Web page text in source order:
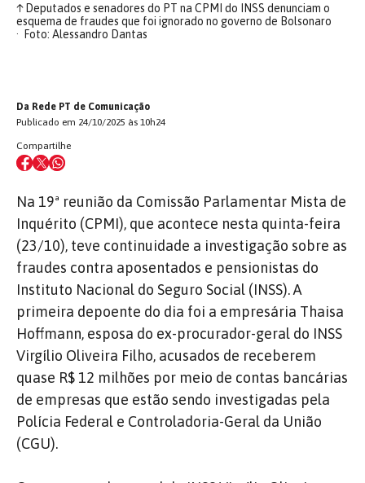
↑Deputados e senadores do PT na CPMI do INSS denunciam o
esquema de fraudes que foi ignorado no governo de Bolsonaro
Foto: Alessandro Dantas
Da Rede PT de Comunicação
Publicado em 24/10/2025 às 10h24
Compartilhe
Na 19ª reunião da Comissão Parlamentar Mista de
Inquérito (CPMI), que acontece nesta quinta-feira
(23/10), teve continuidade a investigação sobre as
fraudes contra aposentados e pensionistas do
Instituto Nacional do Seguro Social (INSS). A
primeira depoente do dia foi a empresária Thaisa
Hoffmann, esposa do ex-procurador-geral do INSS
Virgílio Oliveira Filho, acusados de receberem
quase R$ 12 milhões por meio de contas bancárias
de empresas que estão sendo investigadas pela
Polícia Federal e Controladoria-Geral da União
(CGU).